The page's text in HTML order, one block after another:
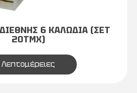
6 ΚΑΛΩΔΙΑ (ΣΕΤ
20ΤΜΧ)
Λεπτομέρειες